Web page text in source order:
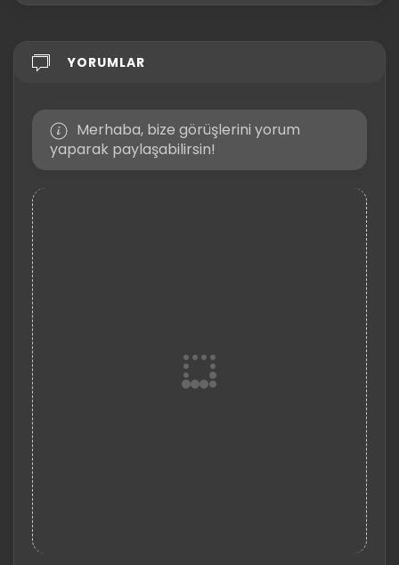
YORUMLAR
Merhaba, bize görüşlerini yorum
yaparak paylaşabilirsin!